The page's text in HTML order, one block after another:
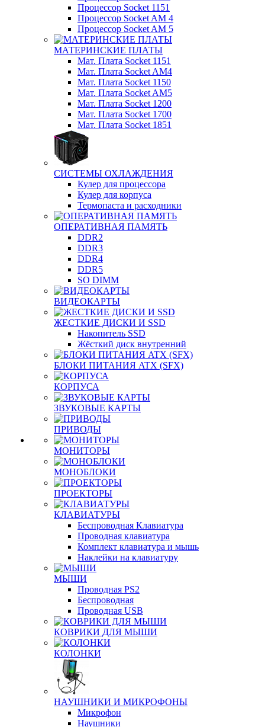
Процессор Socket 1151
Процессор Socket AM 4
Процессор Socket AM 5
МАТЕРИНСКИЕ ПЛАТЫ
Мат. Плата Socket 1151
Мат. Плата Socket AM4
Мат. Плата Socket 1150
Мат. Плата Socket AM5
Мат. Плата Socket 1200
Мат. Плата Socket 1700
Мат. Плата Socket 1851
СИСТЕМЫ ОХЛАЖДЕНИЯ
Кулер для процессора
Кулер для корпуса
Термопаста и расходники
ОПЕРАТИВНАЯ ПАМЯТЬ
DDR2
DDR3
DDR4
DDR5
SO DIMM
ВИДЕОКАРТЫ
ЖЕСТКИЕ ДИСКИ И SSD
Накопитель SSD
Жёсткий диск внутренний
БЛОКИ ПИТАНИЯ ATX (SFX)
КОРПУСА
ЗВУКОВЫЕ КАРТЫ
ПРИВОДЫ
МОНИТОРЫ
МОНОБЛОКИ
ПРОЕКТОРЫ
КЛАВИАТУРЫ
Беспроводная Клавиатура
Проводная клавиатура
Комплект клавиатура и мышь
Наклейки на клавиатуру
МЫШИ
Проводная PS2
Беспроводная
Проводная USB
КОВРИКИ ДЛЯ МЫШИ
КОЛОНКИ
НАУШНИКИ И МИКРОФОНЫ
Микрофон
Наушники